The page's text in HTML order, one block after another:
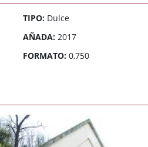
TIPO:Dulce
AÑADA:2017
FORMATO:0,750